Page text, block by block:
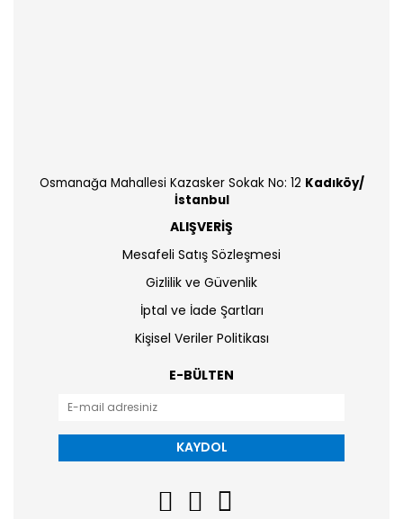
Osmanağa Mahallesi Kazasker Sokak No: 12 Kadıköy/
İstanbul
ALIŞVERİŞ
Mesafeli Satış Sözleşmesi
Gizlilik ve Güvenlik
İptal ve İade Şartları
Kişisel Veriler Politikası
E-BÜLTEN
KAYDOL